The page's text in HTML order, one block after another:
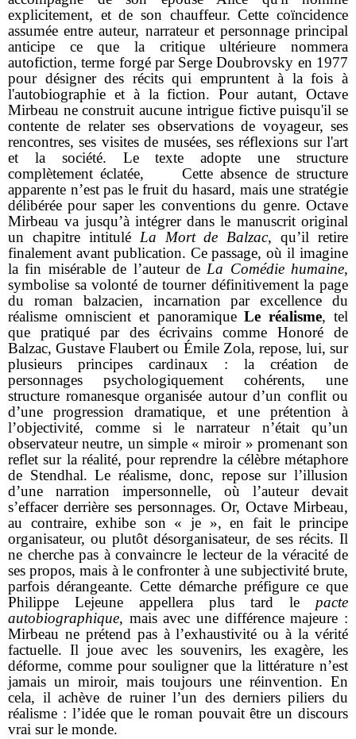
explicitement, et de son chauffeur. Cette coïncidence
assumée entre auteur, narrateur et personnage principal
anticipe ce que la critique ultérieure nommera
autofiction, terme forgé par Serge Doubrovsky en 1977
pour désigner des récits qui empruntent à la fois à
l'autobiographie et à la fiction. Pour autant, Octave
Mirbeau ne construit aucune intrigue fictive puisqu'il se
contente de relater ses observations de voyageur, ses
rencontres, ses visites de musées, ses réflexions sur l'art
et la société. Le texte adopte une structure
complètement éclatée, Cette absence de structure
apparente n’est pas le fruit du hasard, mais une stratégie
délibérée pour saper les conventions du genre. Octave
Mirbeau va jusqu’à intégrer dans le manuscrit original
un chapitre intitulé La Mort de Balzac, qu’il retire
finalement avant publication. Ce passage, où il imagine
la fin misérable de l’auteur de La Comédie humaine,
symbolise sa volonté de tourner définitivement la page
du roman balzacien, incarnation par excellence du
réalisme omniscient et panoramiqueLe réalisme, tel
que pratiqué par des écrivains comme Honoré de
Balzac, Gustave Flaubert ou Émile Zola, repose, lui, sur
plusieurs principes cardinaux : la création de
personnages psychologiquement cohérents, une
structure romanesque organisée autour d’un conflit ou
d’une progression dramatique, et une prétention à
l’objectivité, comme si le narrateur n’était qu’un
observateur neutre, un simple « miroir » promenant son
reflet sur la réalité, pour reprendre la célèbre métaphore
de Stendhal. Le réalisme, donc, repose sur l’illusion
d’une narration impersonnelle, où l’auteur devait
s’effacer derrière ses personnages. Or, Octave Mirbeau,
au contraire, exhibe son « je », en fait le principe
organisateur, ou plutôt désorganisateur, de ses récits. Il
ne cherche pas à convaincre le lecteur de la véracité de
ses propos, mais à le confronter à une subjectivité brute,
parfois dérangeante. Cette démarche préfigure ce que
Philippe Lejeune appellera plus tard le pacte
autobiographique, mais avec une différence majeure :
Mirbeau ne prétend pas à l’exhaustivité ou à la vérité
factuelle. Il joue avec les souvenirs, les exagère, les
déforme, comme pour souligner que la littérature n’est
jamais un miroir, mais toujours une réinvention. En
cela, il achève de ruiner l’un des derniers piliers du
réalisme : l’idée que le roman pouvait être un discours
vrai sur le monde.